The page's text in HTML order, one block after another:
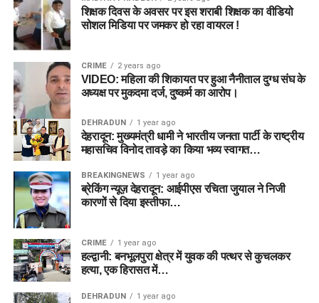
शिक्षक दिवस के अवसर पर इस शराबी शिक्षक का वीडियो
सोशल मिडिया पर जमकर हो रहा वायरल !
CRIME 2 years ago
VIDEO: महिला की शिकायत पर हुआ नैनीताल दुग्ध संघ के
अध्यक्ष पर मुकदमा दर्ज, दुष्कर्म का आरोप।
DEHRADUN 1 year ago
देहरादून: मुख्यमंत्री धामी ने भारतीय जनता पार्टी के राष्ट्रीय
महासचिव विनोद तावड़े का किया भव्य स्वागत…
BREAKINGNEWS 1 year ago
ब्रेकिंग न्यूज़ देहरादून: आईपीएस रचिता जुयाल ने निजी
कारणों से दिया इस्तीफा…
CRIME 1 year ago
हल्द्वानी: बनभूलपुरा क्षेत्र में युवक की पत्थर से कुचलकर
हत्या, एक हिरासत में…
DEHRADUN 1 year ago